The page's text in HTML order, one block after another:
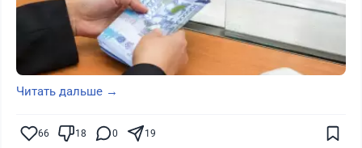
Читать дальше →
66 18 0 19